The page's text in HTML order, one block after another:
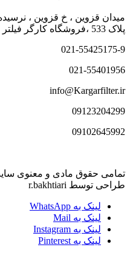
میدان قزوین ، خ قزوین ،
پلاک 533 ،فروشگاه کارگر فیلتر
021-55425175-9
021-55401956
info@Kargarfilter.ir
09123204299
09102645992
تمامی حقوق مادی و معنوی
طراحی توسط r.bakhtiari
لینک به WhatsApp
لینک به Mail
لینک به Instagram
لینک به Pinterest